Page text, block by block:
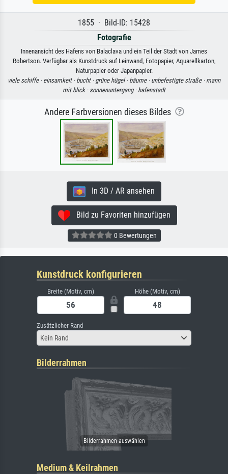
1855 · Bild-ID: 15428
Fotografie
Innenansicht des Hafens von Balaclava und ein Teil der Stadt von James
Robertson. Verfügbar als Kunstdruck auf Leinwand, Fotopapier, Aquarellkarton,
Naturpapier oder Japanpapier.
viele schiffe · einsamkeit · bucht · grüne hügel · bäume · unbefestigte straße · mann
mit blick · sonnenuntergang · hafenstadt
Andere Farbversionen dieses Bildes
In 3D / AR ansehen
Bild zu Favoriten hinzufügen
0 Bewertungen
Kunstdruck konfigurieren
Breite (Motiv, cm) Höhe (Motiv, cm)
Zusätzlicher Rand
Kein Rand
Bilderrahmen
Medium & Keilrahmen